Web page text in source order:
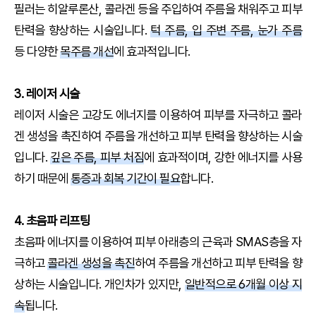
필러는 히알루론산, 콜라겐 등을 주입하여 주름을 채워주고 피부
탄력을 향상하는 시술입니다.턱 주름, 입 주변 주름, 눈가 주름
등 다양한목주름 개선에 효과적입니다.
3. 레이저 시술
레이저 시술은 고강도 에너지를 이용하여 피부를 자극하고 콜라
겐 생성을 촉진하여 주름을 개선하고 피부 탄력을 향상하는 시술
입니다.깊은 주름, 피부 처짐에 효과적이며, 강한 에너지를 사용
하기 때문에통증과 회복 기간이 필요합니다.
4. 초음파 리프팅
초음파 에너지를 이용하여 피부 아래층의 근육과 SMAS층을 자
극하고콜라겐 생성을 촉진하여 주름을 개선하고 피부 탄력을 향
상하는 시술입니다. 개인차가 있지만, 일반적으로 6개월 이상 지
속됩니다.